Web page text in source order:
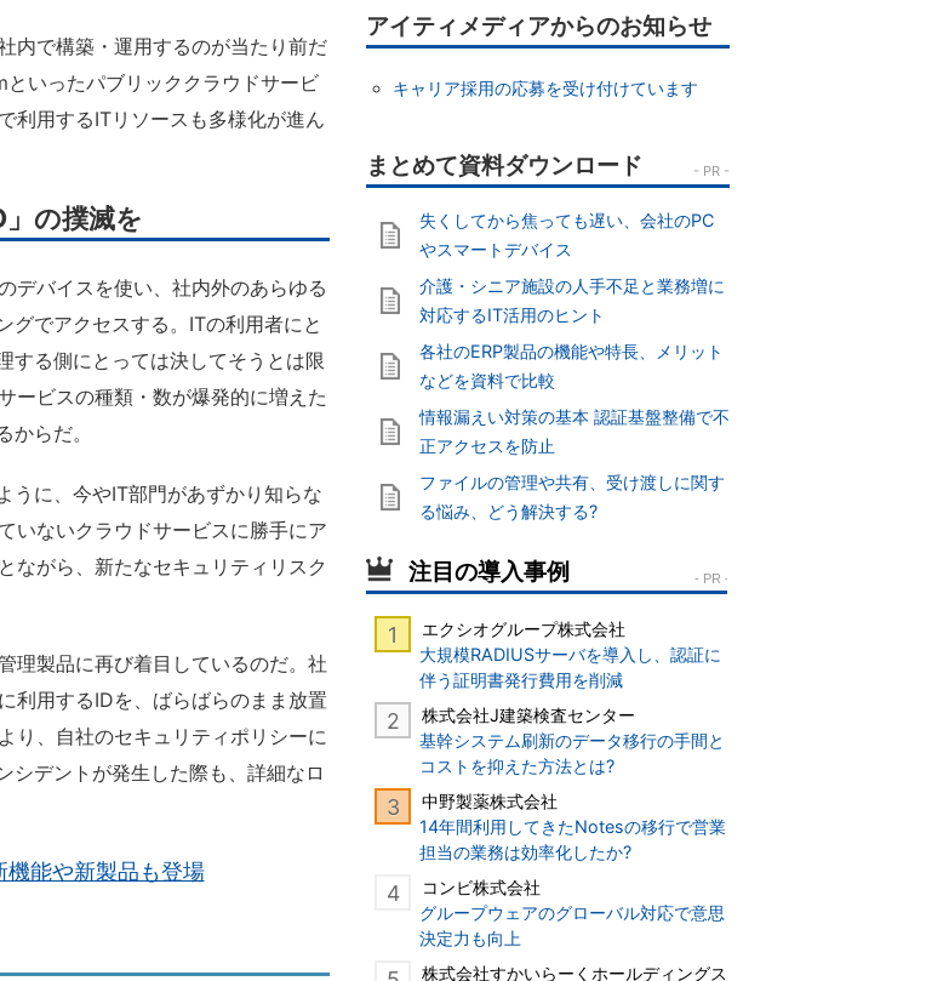
内で構築・運用するのが当たり前だ
いったパブリッククラウドサービ
利用するITリソースも多様化が進ん
の撲滅を
デバイスを使い、社内外のあらゆる
グでアクセスする。ITの利用者にと
する側にとっては決してそうとは限
ービスの種類・数が爆発的に増えた
らだ。
に、今やIT部門があずかり知らな
いないクラウドサービスに勝手にア
ながら、新たなセキュリティリスク
理製品に再び着目しているのだ。社
利用するIDを、ばらばらのまま放置
り、自社のセキュリティポリシーに
シデントが発生した際も、詳細なロ
能や新製品も登場
アイティメディアからのお知らせ
キャリア採用の応募を受け付けています
失くしてから焦っても遅い、会社のPC
やスマートデバイス
介護・シニア施設の人手不足と業務増に
対応するIT活用のヒント
各社のERP製品の機能や特長、メリット
などを資料で比較
情報漏えい対策の基本 認証基盤整備で不
正アクセスを防止
ファイルの管理や共有、受け渡しに関す
る悩み、どう解決する?